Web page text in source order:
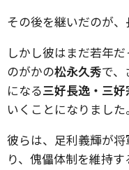
その後を継いだのが
しかし彼はまだ若年
のがかの松永久秀で、
になる三好長逸・三
いくことになりました。
彼らは、足利義輝が
り、傀儡体制を維持す